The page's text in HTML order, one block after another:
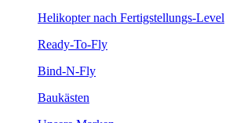
Helikopter nach Fertigstellungs-Level
Ready-To-Fly
Bind-N-Fly
Baukästen